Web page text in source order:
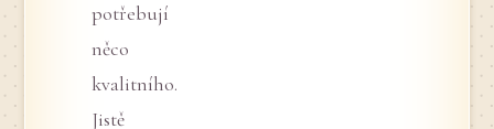
potřebují
něco
kvalitního.
Jistě